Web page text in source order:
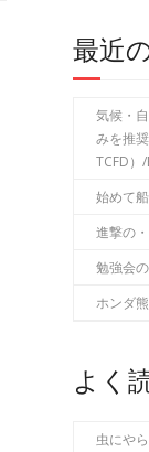
最近
気候・
みを推
TCFD）
始めて
進撃の
勉強会
ホンダ
よく
虫にや